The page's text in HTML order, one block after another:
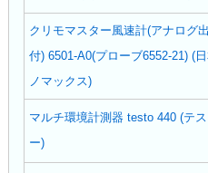
クリモマスター風速計(アナログ
付) 6501-A0(プローブ6552-21) (
ノマックス)
マルチ環境計測器 testo 440 (テス
ー)